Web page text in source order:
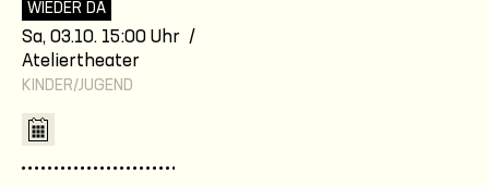
WIEDER DA
Sa, 03.10. 15:00 Uhr /
Ateliertheater
KINDER/JUGEND